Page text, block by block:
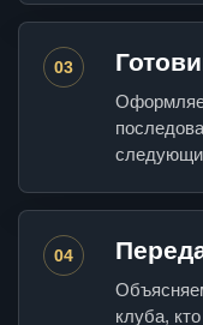
03
04
клуба,